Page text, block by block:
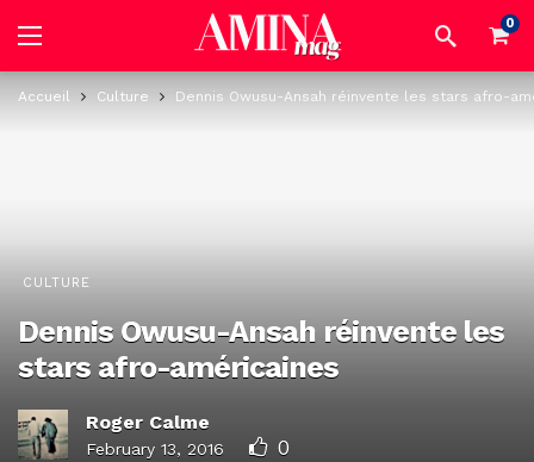
0
Accueil Culture Dennis Owusu-Ansah réinvente les stars afro-
CULTURE
Dennis Owusu-Ansah réinvente les
stars afro-américaines
Roger Calme
February 13, 2016 0